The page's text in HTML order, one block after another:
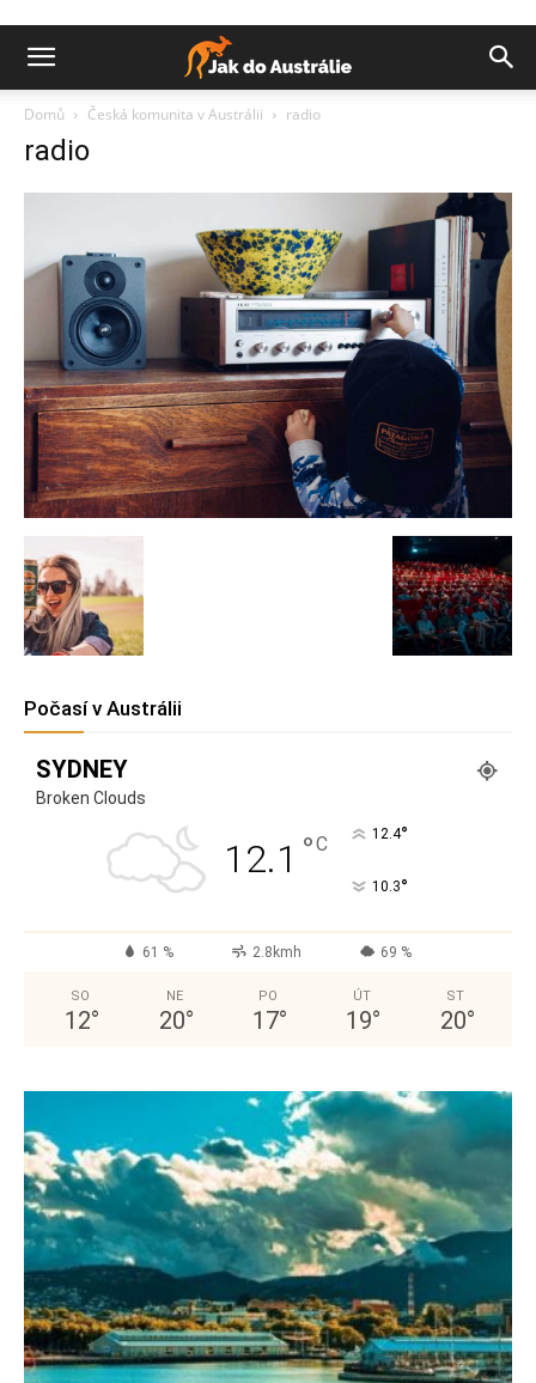
Domů Česká komunita v Austrálii radio
radio
Počasí v Austrálii
SYDNEY
Broken Clouds
12.1 °C 12.4°
10.3°
61 % 2.8kmh 69 %
SO
12°
NE
20°
PO
17°
ÚT
19°
ST
20°